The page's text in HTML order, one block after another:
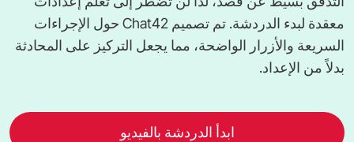
معقدة لبدء الدردشة. تم تصميم Chat42 حول الإجراءات
السريعة والأزرار الواضحة، مما يجعل التركيز على المحادثة
بدلاً من الإعداد.
ابدأ الدردشة بالفيديو